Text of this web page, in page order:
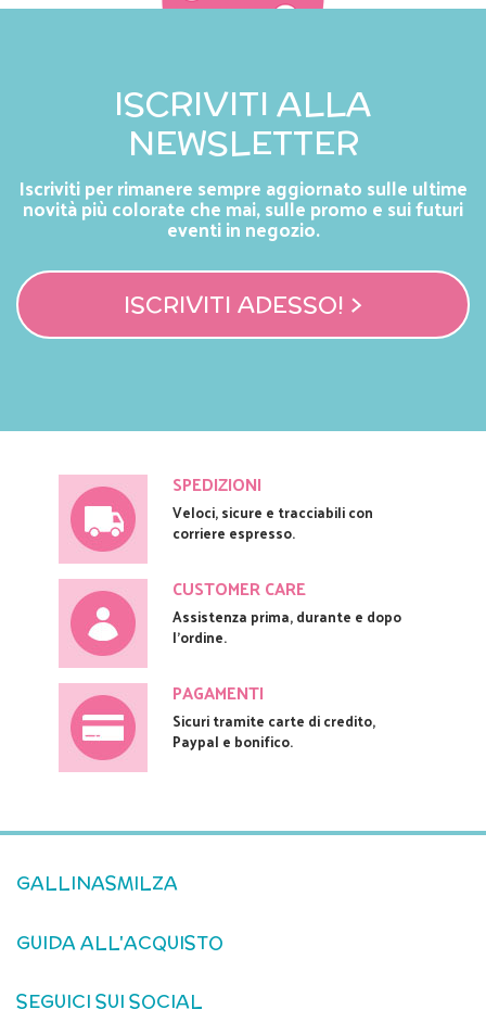
ISCRIVITI ALLA
NEWSLETTER
Iscriviti per rimanere sempre aggiornato sulle ultime
novità più colorate che mai, sulle promo e sui futuri
eventi in negozio.
ISCRIVITI ADESSO! >
SPEDIZIONI
Veloci, sicure e tracciabili con
corriere espresso.
CUSTOMER CARE
Assistenza prima, durante e dopo
l'ordine.
PAGAMENTI
Sicuri tramite carte di credito,
Paypal e bonifico.
GALLINASMILZA
GUIDA ALL'ACQUISTO
SEGUICI SUI SOCIAL